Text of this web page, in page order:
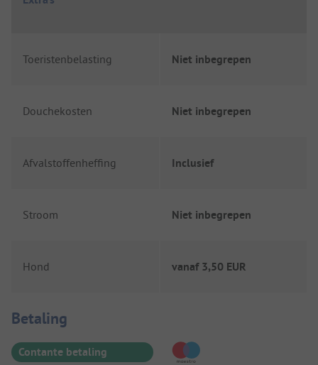
Toeristenbelasting Niet inbegrepen
Douchekosten Niet inbegrepen
Afvalstoffenheffing Inclusief
Stroom Niet inbegrepen
Hond vanaf 3,50 EUR
Betaalinformatie
Betaling
Contante betaling